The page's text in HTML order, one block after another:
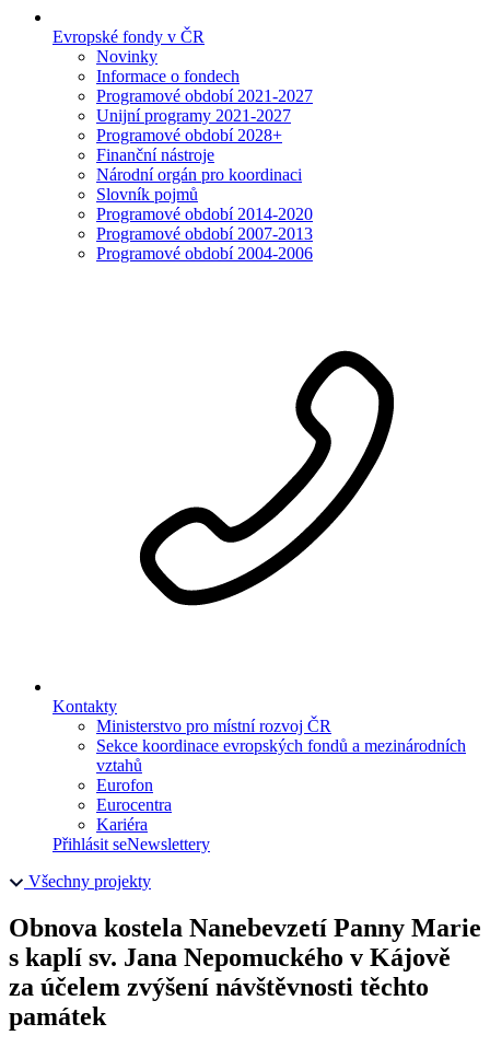
Evropské fondy v ČR
Novinky
Informace o fondech
Programové období 2021-2027
Unijní programy 2021-2027
Programové období 2028+
Finanční nástroje
Národní orgán pro koordinaci
Slovník pojmů
Programové období 2014-2020
Programové období 2007-2013
Programové období 2004-2006
Kontakty
Ministerstvo pro místní rozvoj ČR
Sekce koordinace evropských fondů a mezinárodních
vztahů
Eurofon
Eurocentra
Kariéra
Přihlásit seNewslettery
Všechny projekty
Obnova kostela Nanebevzetí Panny Marie
s kaplí sv. Jana Nepomuckého v Kájově
za účelem zvýšení návštěvnosti těchto
památek